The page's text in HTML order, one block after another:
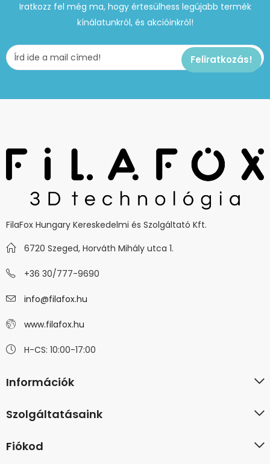
Iratkozz fel még ma, hogy értesülhess legújabb termék
kínálatunkról, és akcióinkról!
FilaFox Hungary Kereskedelmi és Szolgáltató Kft.
6720 Szeged, Horváth Mihály utca 1.
+36 30/777-9690
info@filafox.hu
www.filafox.hu
H-CS: 10:00-17:00
Információk
Szolgáltatásaink
Fiókod